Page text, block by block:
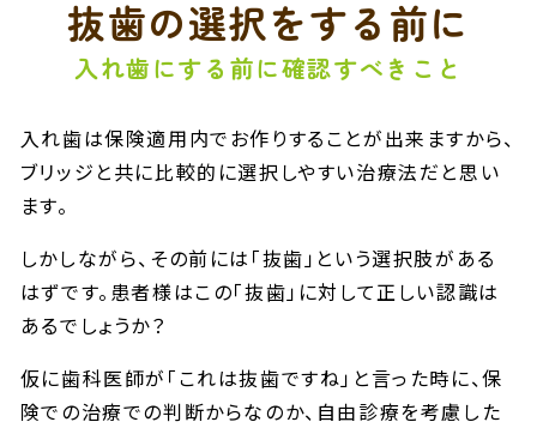
抜歯の選択をする前に
入れ歯にする前に確認すべきこと
入れ歯は保険適用内でお作りすることが出来ますから、
ブリッジと共に比較的に選択しやすい治療法だと思い
ます。
しかしながら、その前には「抜歯」という選択肢がある
はずです。患者様はこの「抜歯」に対して正しい認識は
あるでしょうか？
仮に歯科医師が「これは抜歯ですね」と言った時に、保
険での治療での判断からなのか、自由診療を考慮した